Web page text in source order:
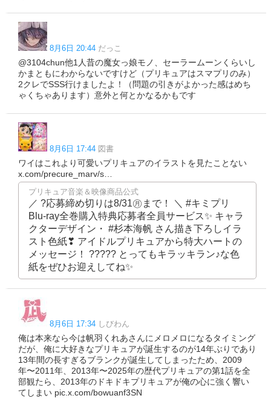
8月6日 20:44 だっこ
@3104chun他1人昔の魔女っ娘モノ、セーラームーンくらいし
かまともにわからないですけど（プリキュアはスマプリのみ）
2クレでSSS行けましたよ！（問題の引きがよかった感はめち
ゃくちゃあります）意外と何とかなるかもです
8月6日 17:44 図書
ワイはこれより可愛いプリキュアのイラストを見たことない
x.com/precure_marv/s…
プリキュア音楽＆映像商品公式
／ ?応募締め切りは8/31㊊まで！ ＼ #キミプリ
Blu-ray全巻購入特典応募者全員サービス✨ キャラ
クターデザイン・ #杉本海帆 さん描き下ろしイラ
スト色紙❣ アイドルプリキュアから特大ハートの
メッセージ！ ????? とってもキラッキラン♪な色
紙をぜひお迎えしてね✨
8月6日 17:34 しびわん
俺は本来なら今は帆羽くれあさんにメロメロになるタイミング
だが、俺に大好きなプリキュアが誕生するのが14年ぶりであり
13年間の長すぎるブランクが誕生してしまったため、2009
年〜2011年、2013年〜2025年の歴代プリキュアの第1話を全
部観たら、2013年のドキドキプリキュアが俺の心に強く響い
てしまい pic.x.com/bowuanf3SN